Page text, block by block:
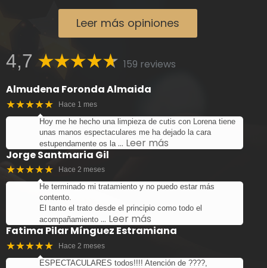
Leer más opiniones
4,7
159 reviews
Almudena Foronda Almaida
★★★★★ Hace 1 mes
Hoy me he hecho una limpieza de cutis con Lorena tiene
unas manos espectaculares me ha dejado la cara
estupendamente os la … Leer más
Jorge Santmaria Gil
★★★★★ Hace 2 meses
He terminado mi tratamiento y no puedo estar más
contento.
El tanto el trato desde el principio como todo el
acompañamiento … Leer más
Fatima Pilar Mínguez Estramiana
★★★★★ Hace 2 meses
ESPECTACULARES todos!!!! Atención de ????,